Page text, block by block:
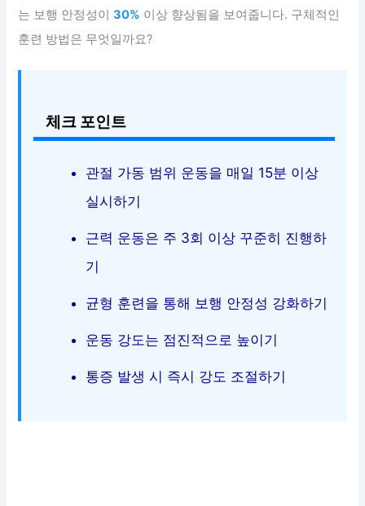
는 보행 안정성이30% 이상 향상됨을 보여줍니다. 구체적인
훈련 방법은 무엇일까요?
체크 포인트
관절 가동 범위 운동을 매일 15분 이상
실시하기
근력 운동은 주 3회 이상 꾸준히 진행하
기
균형 훈련을 통해 보행 안정성 강화하기
운동 강도는 점진적으로 높이기
통증 발생 시 즉시 강도 조절하기